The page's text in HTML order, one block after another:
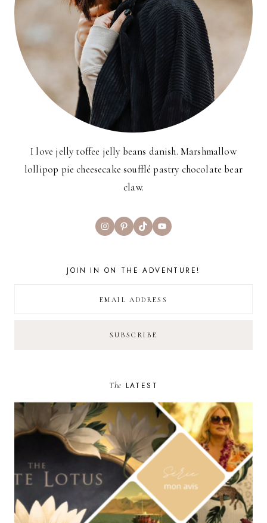
I love jelly toffee jelly beans danish. Marshmallow
lollipop pie cheesecake soufflé pastry chocolate bear
claw.
InstagramPinterest
TikTokYouTube
JOIN IN ON THE ADVENTURE!
The LATEST